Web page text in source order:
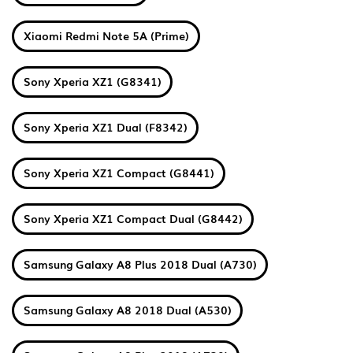
Xiaomi Redmi Note 5A (Prime)
Sony Xperia XZ1 (G8341)
Sony Xperia XZ1 Dual (F8342)
Sony Xperia XZ1 Compact (G8441)
Sony Xperia XZ1 Compact Dual (G8442)
Samsung Galaxy A8 Plus 2018 Dual (A730)
Samsung Galaxy A8 2018 Dual (A530)